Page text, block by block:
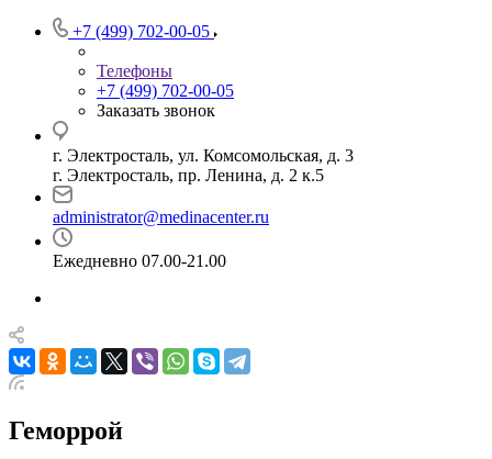
+7 (499) 702-00-05
Телефоны
+7 (499) 702-00-05
Заказать звонок
г. Электросталь, ул. Комсомольская, д. 3
г. Электросталь, пр. Ленина, д. 2 к.5
administrator@medinacenter.ru
Ежедневно 07.00-21.00
Геморрой